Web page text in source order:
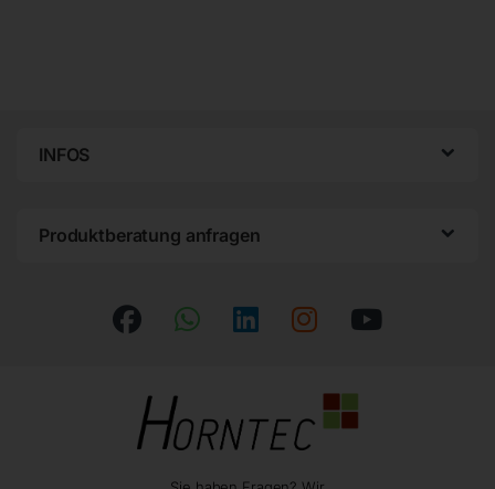
INFOS
Produktberatung anfragen